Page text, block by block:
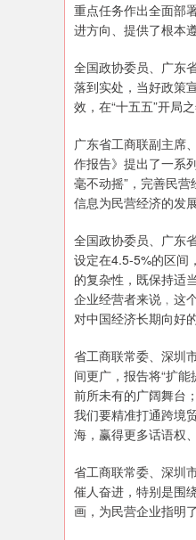
重点任务作出全面部
进方向、提供了根本
全国政协委员、广东
落到实处，当好政策
效，在“十五五”开局
广东省工商联副主席
作报告》提出了一系
毫不动摇”，完善民
信息为民营经济的发
全国政协委员、广东
设定在4.5-5%的区间
的复杂性，既保持适
企业经营者来说﹐这
对中国经济长期向好
省工商联常委、深圳
间更广，报告将“扩
前所未有的广阔舞台
我们要精准打通跨境
海，赢得更多话语权
省工商联常委、深圳
催人奋进，特别是围
画，为民营企业指明